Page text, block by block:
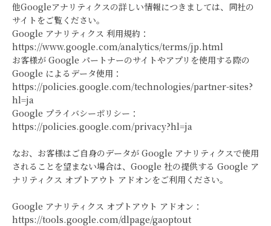
他Googleアナリティクスの詳しい情報につきましては、同社の
サイトをご覧ください。
Google アナリティクス 利用規約：
https://www.google.com/analytics/terms/jp.html
お客様が Google パートナーのサイトやアプリを使用する際の
Google によるデータ使用：
https://policies.google.com/technologies/partner-sites?
hl=ja
Google プライバシーポリシー：
https://policies.google.com/privacy?hl=ja
なお、お客様はご自身のデータが Google アナリティクスで使用
されることを望まない場合は、Google 社の提供する Google ア
ナリティクス オプトアウト アドオンをご利用ください。
Google アナリティクス オプトアウト アドオン：
https://tools.google.com/dlpage/gaoptout